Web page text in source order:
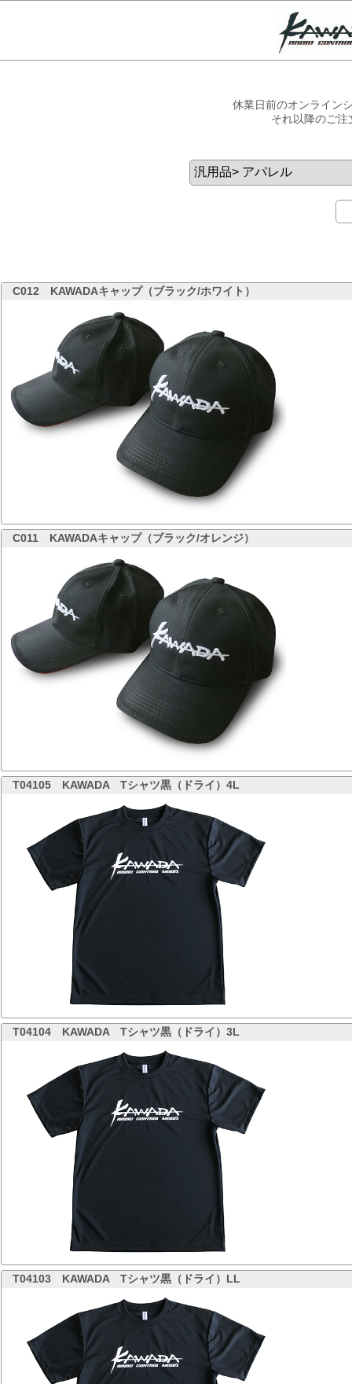
休業日前のオンライン
それ以降のご
C012 KAWADAキャップ（ブラック/ホワイト）
C011 KAWADAキャップ（ブラック/オレンジ）
T04105 KAWADA Tシャツ黒（ドライ）4L
T04104 KAWADA Tシャツ黒（ドライ）3L
T04103 KAWADA Tシャツ黒（ドライ）LL